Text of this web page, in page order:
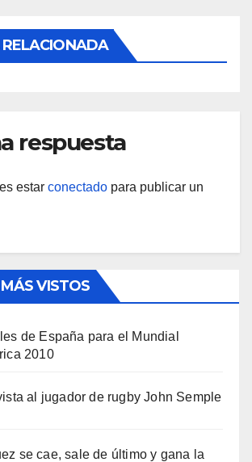
respuesta
estar conectado para publicar un
VISTOS
de España para el Mundial
2010
al jugador de rugby John Semple
se cae, sale de último y gana la